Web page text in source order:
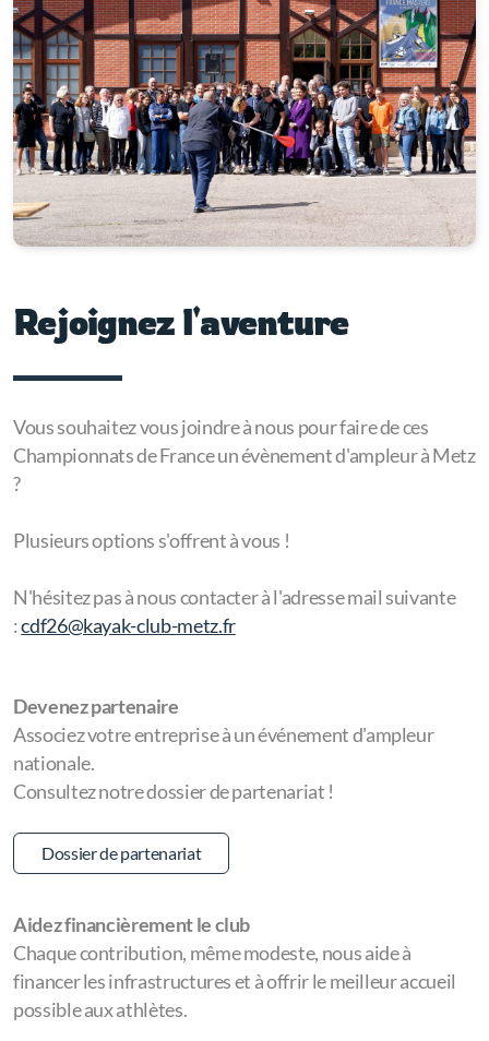
Rejoignez l'aventure
Vous souhaitez vous joindre à nous pour faire de ces
Championnats de France un évènement d'ampleur à Metz
?
Plusieurs options s'offrent à vous !
N'hésitez pas à nous contacter à l'adresse mail suivante
:cdf26@kayak-club-metz.fr
Devenez partenaire
Associez votre entreprise à un événement d'ampleur
nationale.
Consultez notre dossier de partenariat !
Dossier de partenariat
Aidez financièrement le club
Chaque contribution, même modeste, nous aide à
financer les infrastructures et à offrir le meilleur accueil
possible aux athlètes.